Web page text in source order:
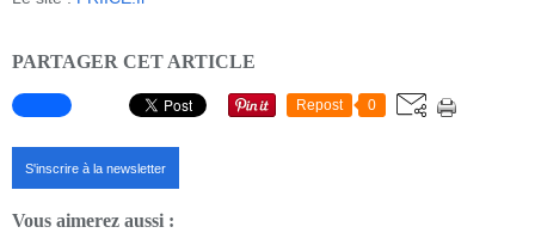
PARTAGER CET ARTICLE
Repost 0
S'inscrire à la newsletter
Vous aimerez aussi :